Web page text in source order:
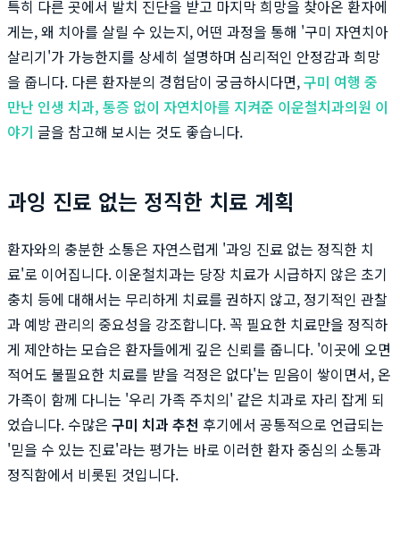
특히 다른 곳에서 발치 진단을 받고 마지막 희망을 찾아온 환자에
게는, 왜 치아를 살릴 수 있는지, 어떤 과정을 통해 '구미 자연치아
살리기'가 가능한지를 상세히 설명하며 심리적인 안정감과 희망
을 줍니다. 다른 환자분의 경험담이 궁금하시다면,구미 여행 중
만난 인생 치과, 통증 없이 자연치아를 지켜준 이운철치과의원 이
야기 글을 참고해 보시는 것도 좋습니다.
과잉 진료 없는 정직한 치료 계획
환자와의 충분한 소통은 자연스럽게 '과잉 진료 없는 정직한 치
료'로 이어집니다. 이운철치과는 당장 치료가 시급하지 않은 초기
충치 등에 대해서는 무리하게 치료를 권하지 않고, 정기적인 관찰
과 예방 관리의 중요성을 강조합니다. 꼭 필요한 치료만을 정직하
게 제안하는 모습은 환자들에게 깊은 신뢰를 줍니다. '이곳에 오면
적어도 불필요한 치료를 받을 걱정은 없다'는 믿음이 쌓이면서, 온
가족이 함께 다니는 '우리 가족 주치의' 같은 치과로 자리 잡게 되
었습니다. 수많은 구미 치과 추천 후기에서 공통적으로 언급되는
'믿을 수 있는 진료'라는 평가는 바로 이러한 환자 중심의 소통과
정직함에서 비롯된 것입니다.